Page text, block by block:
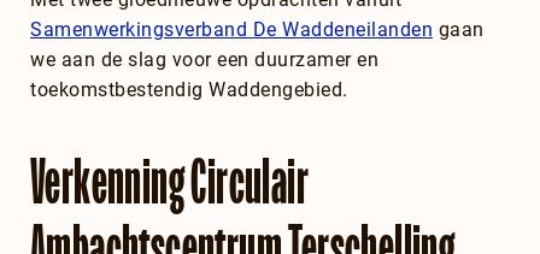
Samenwerkingsverband De Waddeneilanden gaan
we aan de slag voor een duurzamer en
toekomstbestendig Waddengebied.
Verkenning Circulair